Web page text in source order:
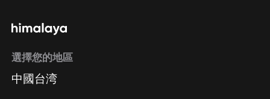
選擇您的地區
中國台湾